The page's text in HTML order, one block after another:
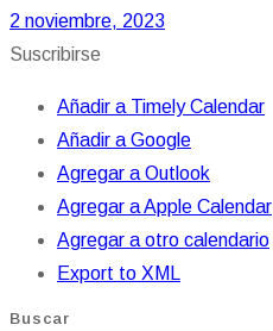
2 noviembre, 2023
Suscribirse
Añadir a Timely Calendar
Añadir a Google
Agregar a Outlook
Agregar a Apple Calendar
Agregar a otro calendario
Export to XML
Buscar